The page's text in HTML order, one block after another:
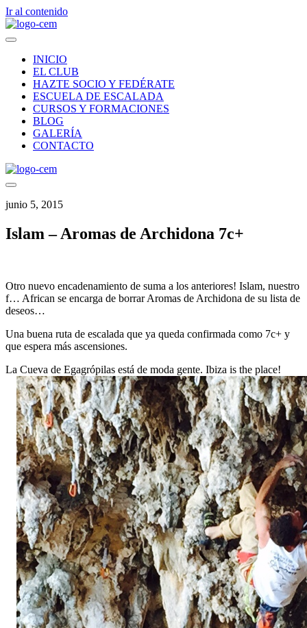
Ir al contenido
INICIO
EL CLUB
HAZTE SOCIO Y FEDÉRATE
ESCUELA DE ESCALADA
CURSOS Y FORMACIONES
BLOG
GALERÍA
CONTACTO
junio 5, 2015
Islam – Aromas de Archidona 7c+
Otro nuevo encadenamiento de suma a los anteriores! Islam, nuestro
f… African se encarga de borrar Aromas de Archidona de su lista de
deseos…
Una buena ruta de escalada que ya queda confirmada como 7c+ y
que espera más ascensiones.
La Cueva de Egagrópilas está de moda gente. Ibiza is the place!